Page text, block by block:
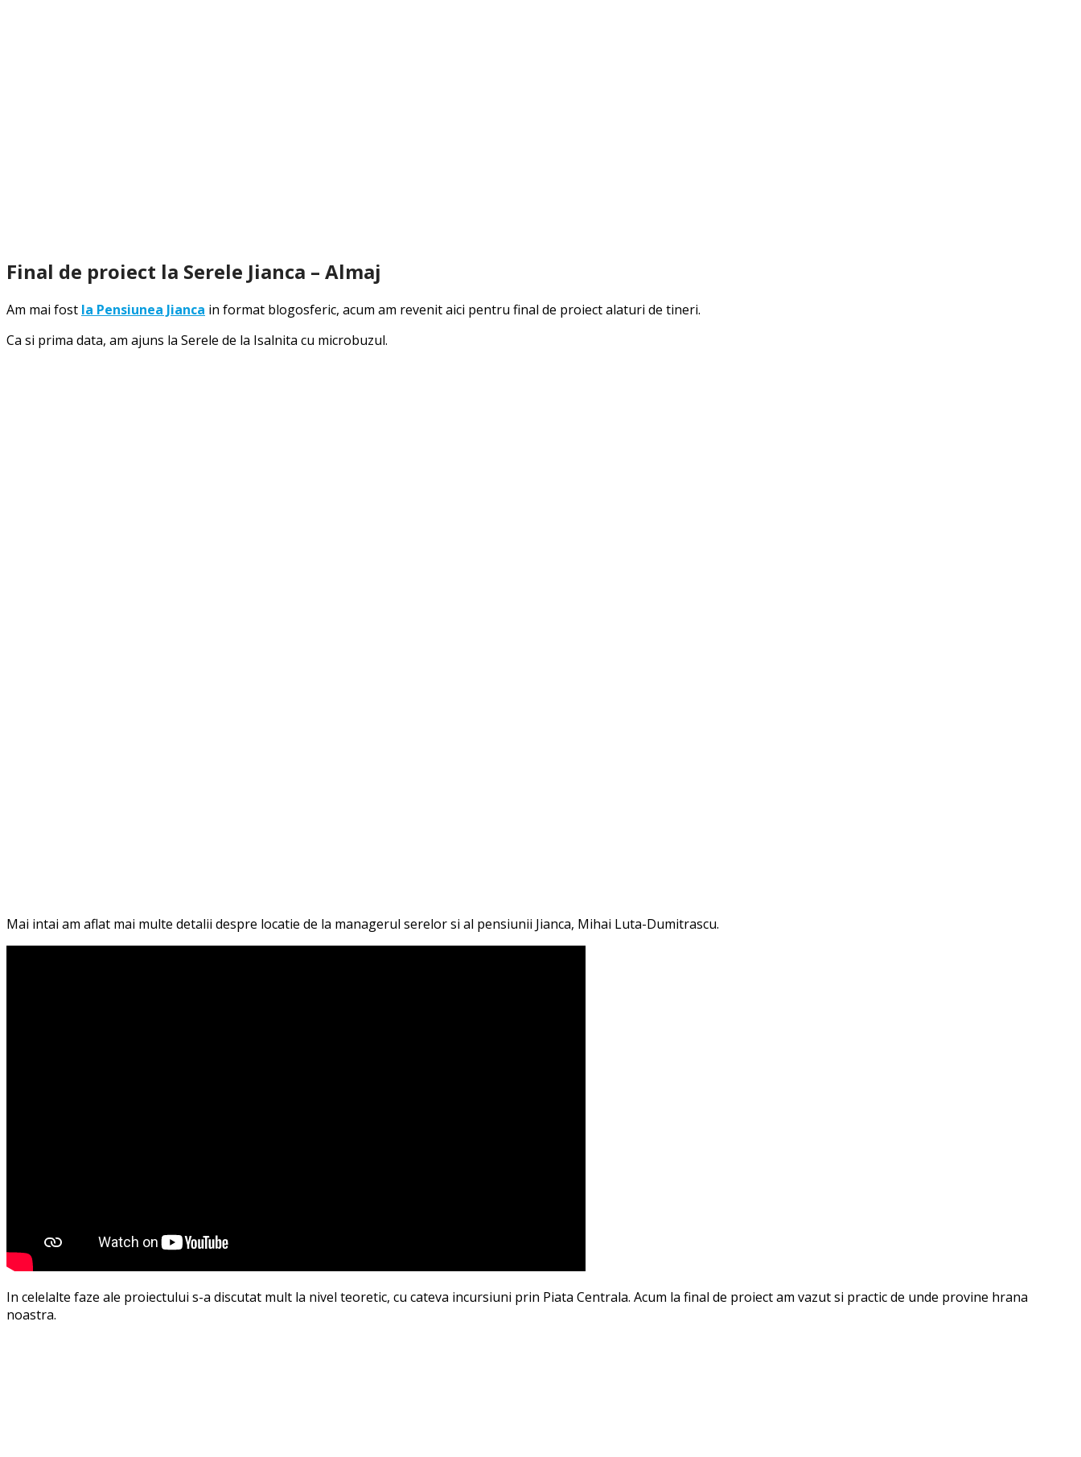
Final de proiect la Serele Jianca – Almaj
Am mai fost la Pensiunea Jianca in format blogosferic, acum am revenit aici pentru final de proiect alaturi de tineri.
Ca si prima data, am ajuns la Serele de la Isalnita cu microbuzul.
Mai intai am aflat mai multe detalii despre locatie de la managerul serelor si al pensiunii Jianca, Mihai Luta-Dumitrascu.
In celelalte faze ale proiectului s-a discutat mult la nivel teoretic, cu cateva incursiuni prin Piata Centrala. Acum la final de proiect am vazut si practic de unde provine hrana
noastra.